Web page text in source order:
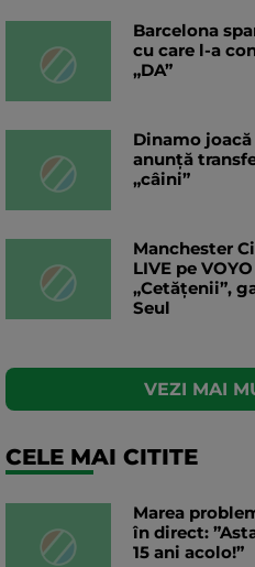
Barcelona
cu care l-a
„DA”
Dinamo
anunță
„câini”
Manchester
LIVE pe
„Cetățenii”,
Seul
VEZI MAI
CELE MAI CITITE
Marea
în direct:
15 ani acolo!”